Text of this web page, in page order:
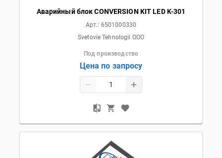
Аварийный блок CONVERSION KIT LED K-301
Арт.: 6501000330
Svetovie Tehnologii OOO
Под производство
Цена по запросу